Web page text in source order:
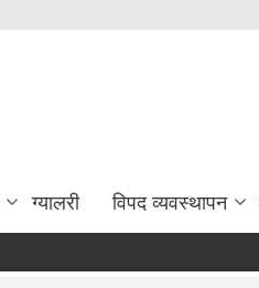
ग्यालरी विपद व्यवस्थापन